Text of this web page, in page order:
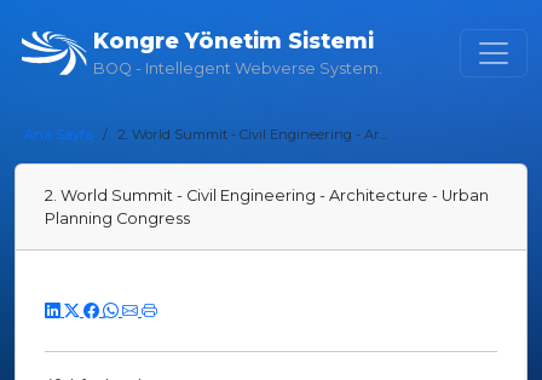
Kongre Yönetim Sistemi
BOQ - Intellegent Webverse System.
Ana Sayfa 2. World Summit - Civil Engineering - Ar...
2. World Summit - Civil Engineering - Architecture - Urban
Planning Congress